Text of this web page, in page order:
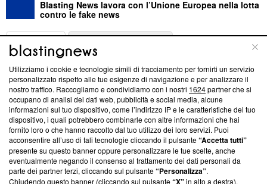
Blasting News lavora con l’Unione Europea nella lotta
contro le fake news
ABOUT
Questa sezione offre informazioni trasparenti su Blasting
News, sui nostri processi editoriali e su come ci impegniamo a
creare news di qualità. Inoltre, afferma la nostra aderenza a
‘Trust Project - News with Integrity’Blasting News non è
ancora membro del programma, ma ha richiesto di farne
parte; Trust Project non ha ancora effettuato una verifica di
conformità agli standard.
Su di noi
Utilizziamo i cookie e tecnologie simili di tracciamento per fornirti un servizio
personalizzato rispetto alle tue esigenze di navigazione e per analizzare il
nostro traffico. Raccogliamo e condividiamo con i nostri 1624partner che si
occupano di analisi dei dati web, pubblicità e social media, alcune
informazioni sul tuo dispositivo, come l’indirizzo IP e le caratteristiche del tuo
dispositivo, i quali potrebbero combinarle con altre informazioni che hai
fornito loro o che hanno raccolto dal tuo utilizzo dei loro servizi. Puoi
acconsentire all’uso di tali tecnologie cliccando il pulsante“Accetta tutti”
presente su questo banner oppure personalizzare le tue scelte, anche
eventualmente negando il consenso al trattamento dei dati personali da
parte dei partner terzi, cliccando sul pulsante“Personalizza”.
Chiudendo questo banner (cliccando sul pulsante“X”in alto a destra),